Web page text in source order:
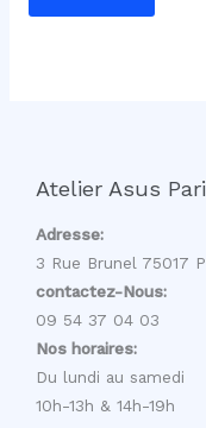
m
Atelier Asus
Adresse:
3 Rue Brunel 75017
contactez-Nous:
09 54 37 04 03
Nos horaires:
Du lundi au samedi
10h-13h & 14h-19h